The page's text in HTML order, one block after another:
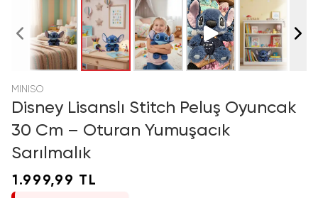
MINISO
Disney Lisanslı Stitch Peluş Oyuncak
30 Cm – Oturan Yumuşacık
Sarılmalık
1.999,99 TL